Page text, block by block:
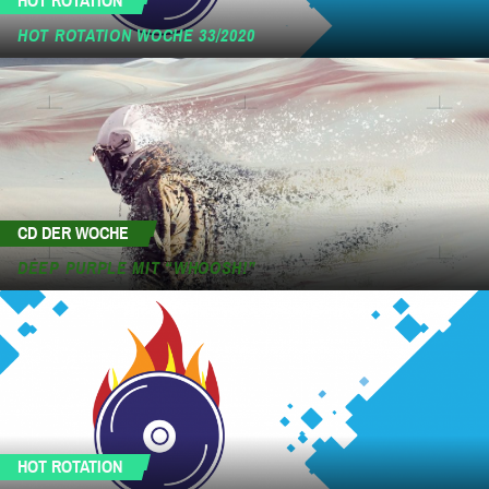
HOT ROTATION WOCHE 33/2020
CD DER WOCHE
DEEP PURPLE MIT “WHOOSH!”
HOT ROTATION